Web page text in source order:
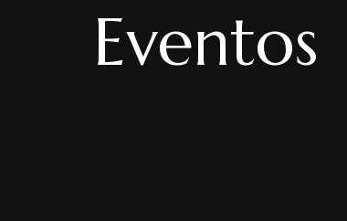
Eventos